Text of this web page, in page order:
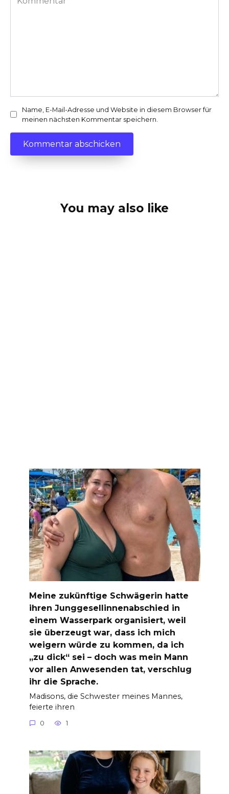
Name, E-Mail-Adresse und Website in diesem Browser für
meinen nächsten Kommentar speichern.
You may also like
Meine zukünftige Schwägerin hatte
ihren Junggesellinnenabschied in
einem Wasserpark organisiert, weil
sie überzeugt war, dass ich mich
weigern würde zu kommen, da ich
„zu dick“ sei – doch was mein Mann
vor allen Anwesenden tat, verschlug
ihr die Sprache.
Madisons, die Schwester meines Mannes,
feierte ihren
0 1